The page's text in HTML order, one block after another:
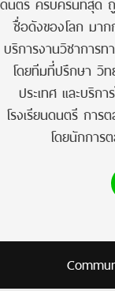
ดนตรี ครบครันที่สุด
ชื่อดังของโลก มา
บริการงานวิชาการ
โดยทีมที่ปรึกษา วิท
ประเทศ และบริก
โรงเรียนดนตรี การ
โดยนักกา